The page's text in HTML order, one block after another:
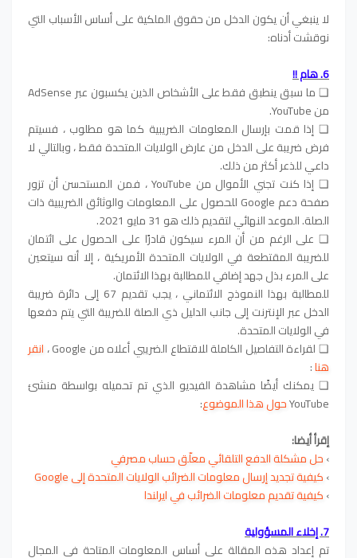
لا ينبغي أن يكون الدخل من حقوق الملكية على أساس الأسباب التي
نوقشت أدناه:
6. هام !!
❏ ما سبق ينطبق فقط على الأشخاص الذين يكسبون عبر AdSense
من YouTube.
❏ إذا قمت بإرسال المعلومات الضريبية كما هو مطلوب ، فسيتم
فرض ضريبة على الدخل من عارض الولايات المتحدة فقط ، وبالتالي لا
داعي للذعر أكثر من ذلك.
❏ إذا كنت تجني الأموال من YouTube ، فمن المستحسن أن تزور
صفحة دعم Google للحصول على المعلومات والوثائق الضريبية ذات
الصلة. الموعد النهائي لتقديم ذلك هو 31 مايو 2021.
❏ على الرغم من أن المرء سيكون قادرًا على الحصول على ائتمان
للضريبة المقتطعة في الولايات المتحدة الأمريكية ، إلا أنه سيتعين
على المرء بذل جهد إضافي للمطالبة بهذا الائتمان.
للمطالبة بهذا النموذج الائتماني ، يجب تقديم 67 إلى دائرة ضريبة
الدخل عبر الإنترنت إلى جانب الدليل ذي الصلة للضريبة التي يتم دفعها
في الولايات المتحدة.
❏ لقراءة التفاصيل الكاملة للاقتطاع الضريبي أعلاه من Google ،
انقر
هنا:
❏ يمكنك أيضًا مشاهدة الفيديو الذي تم تحميله بواسطة منشئ
YouTubeحول هذا الموضوع:
إقرأ أيضا:
›حل مشكلة الدفع التلقائي معلّق حساب مصرفي
›كيفية تجديد إرسال معلومات الضرائب الولايات المتحدة إلى Google
›كيفية تقديم معلومات الضرائب في ايرلندا
7. إخلاء المسؤولية
تم إعداد هذه المقالة على أساس المعلومات المتاحة في المجال